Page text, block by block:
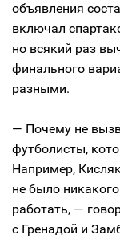
объявления
включал
но всякий раз
финального
разными.
— Почему не
футболисты,
Например,
не было
работать, —
с Гренадой и